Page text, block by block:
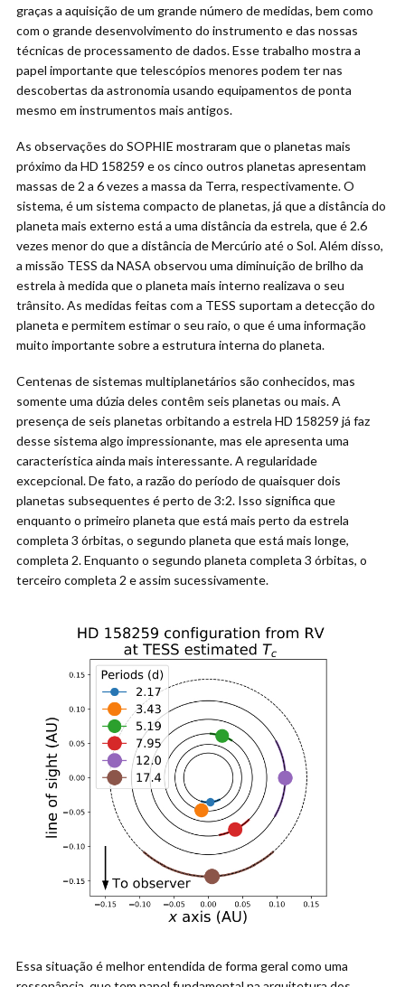
graças a aquisição de um grande número de medidas, bem como
com o grande desenvolvimento do instrumento e das nossas
técnicas de processamento de dados. Esse trabalho mostra a
papel importante que telescópios menores podem ter nas
descobertas da astronomia usando equipamentos de ponta
mesmo em instrumentos mais antigos.
As observações do SOPHIE mostraram que o planetas mais
próximo da HD 158259 e os cinco outros planetas apresentam
massas de 2 a 6 vezes a massa da Terra, respectivamente. O
sistema, é um sistema compacto de planetas, já que a distância do
planeta mais externo está a uma distância da estrela, que é 2.6
vezes menor do que a distância de Mercúrio até o Sol. Além disso,
a missão TESS da NASA observou uma diminuição de brilho da
estrela à medida que o planeta mais interno realizava o seu
trânsito. As medidas feitas com a TESS suportam a detecção do
planeta e permitem estimar o seu raio, o que é uma informação
muito importante sobre a estrutura interna do planeta.
Centenas de sistemas multiplanetários são conhecidos, mas
somente uma dúzia deles contêm seis planetas ou mais. A
presença de seis planetas orbitando a estrela HD 158259 já faz
desse sistema algo impressionante, mas ele apresenta uma
característica ainda mais interessante. A regularidade
excepcional. De fato, a razão do período de quaisquer dois
planetas subsequentes é perto de 3:2. Isso significa que
enquanto o primeiro planeta que está mais perto da estrela
completa 3 órbitas, o segundo planeta que está mais longe,
completa 2. Enquanto o segundo planeta completa 3 órbitas, o
terceiro completa 2 e assim sucessivamente.
Essa situação é melhor entendida de forma geral como uma